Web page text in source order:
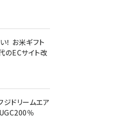
お米ギフト
のECサイト改
ドリームエア
％